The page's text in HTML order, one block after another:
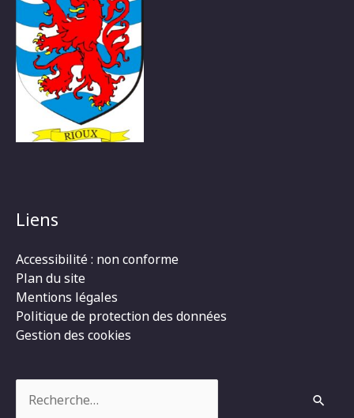
Liens
Accessibilité : non conforme
Plan du site
Mentions légales
Politique de protection des données
Gestion des cookies